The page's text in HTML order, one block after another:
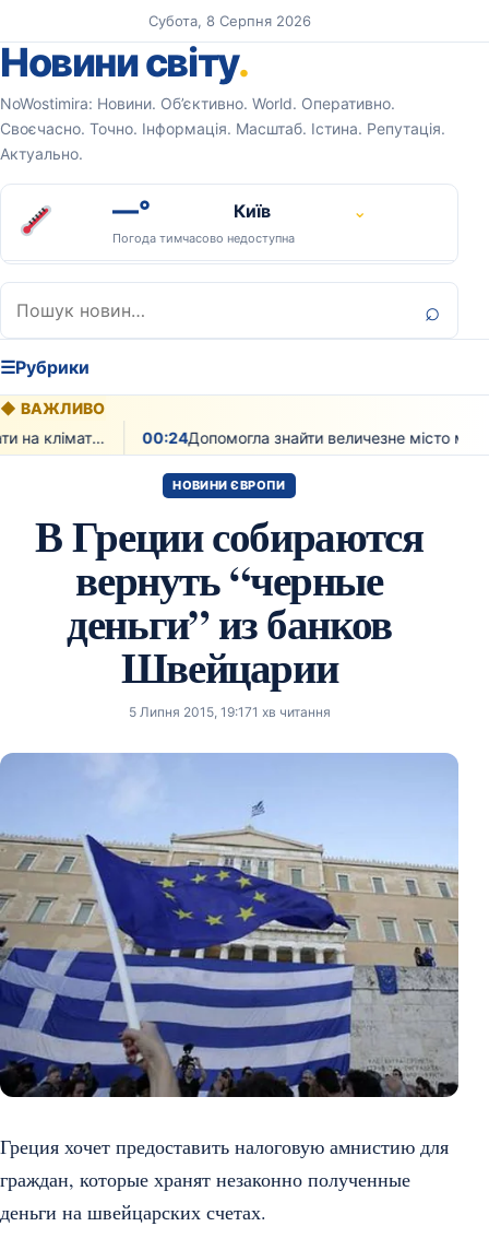
Перейти до вмістуСубота, 8 Серпня 2026
Новини світу.
NoWostimira: Новини. Об’єктивно. World. Оперативно.
Своєчасно. Точно. Інформація. Масштаб. Істина. Репутація.
Актуально.
—° Київ ⌄
Погода тимчасово недоступна
⌕
☰Рубрики
◆ ВАЖЛИВО
Як рослинність може впливати на клімат екзопланет доводять вчені
00:24 Допомогла знайти величезне місто мая з тисячами будівель лазерна технологія
НОВИНИ ЄВРОПИ
В Греции собираются
вернуть “черные
деньги” из банков
Швейцарии
5 Липня 2015, 19:171 хв читання
Греция хочет предоставить налоговую амнистию для
граждан, которые хранят незаконно полученные
деньги на швейцарских счетах.